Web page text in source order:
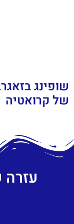
שופינג
של קרואטיה